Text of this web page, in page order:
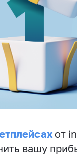
от
вашу